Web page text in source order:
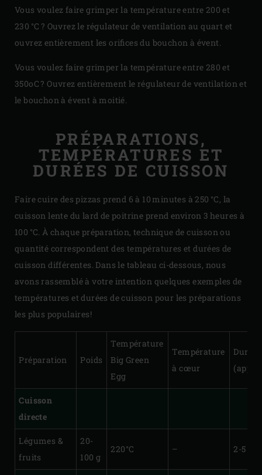
Vous voulez faire grimper la température entre 200 et
230 °C ? Ouvrez le régulateur de ventilation au quart et
ouvrez entièrement les orifices du bouchon à évent.
Vous voulez faire grimper la température entre 280 et
350oC ? Ouvrez entièrement le régulateur de ventilation et
le bouchon à évent à moitié.
PRÉPARATIONS,
TEMPÉRATURES ET
DURÉES DE CUISSON
Faire cuire des pizzas prend 6 à 10 minutes à 250 °C, la
cuisson lente du lard de poitrine prend environ 3 heures à
100 °C. À chaque préparation, technique de cuisson ou
quantité correspondent des températures et durées de
cuisson différentes. Dans le tableau ci-dessous, nous
avons rassemblé à votre intention quelques exemples de
températures et durées de cuisson pour les préparations
les plus populaires!
Préparation Poids
Température
Big Green
Egg
Température
à cœur
Durée
Cuisson
directe
Légumes &
fruits
20-
100 g
220°C – 2-5